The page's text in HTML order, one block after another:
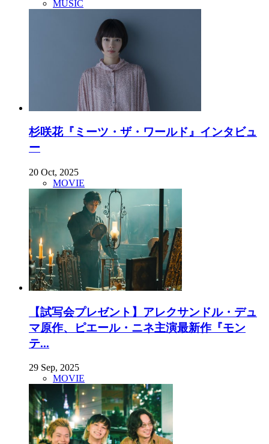
MUSIC
杉咲花『ミーツ・ザ・ワールド』インタビュ
ー
20 Oct, 2025
MOVIE
【試写会プレゼント】アレクサンドル・デュ
マ原作、ピエール・ニネ主演最新作『モン
テ...
29 Sep, 2025
MOVIE